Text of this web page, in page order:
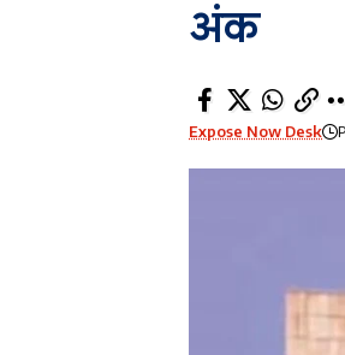
अंक
Expose Now Desk